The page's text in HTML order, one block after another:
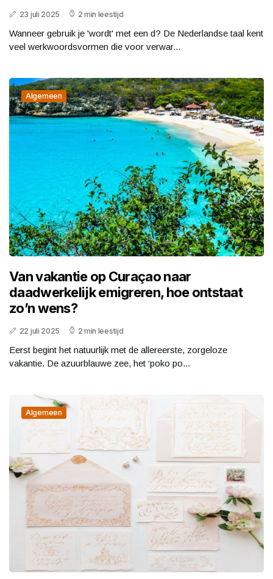
23 juli 2025 2 min leestijd
Wanneer gebruik je 'wordt' met een d? De Nederlandse taal kent
veel werkwoordsvormen die voor verwar...
Algemeen
Van vakantie op Curaçao naar
daadwerkelijk emigreren, hoe ontstaat
zo’n wens?
22 juli 2025 2 min leestijd
Eerst begint het natuurlijk met de allereerste, zorgeloze
vakantie. De azuurblauwe zee, het ‘poko po...
Algemeen